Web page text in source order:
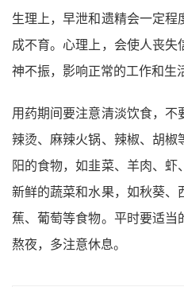
生理上，早泄和遗精会一定
成不育。心理上，会使人丧
神不振，影响正常的工作和生
用药期间要注意清淡饮食，
辣烫、麻辣火锅、辣椒、胡椒
阳的食物，如韭菜、羊肉、
新鲜的蔬菜和水果，如秋葵、
蕉、葡萄等食物。平时要适
熬夜，多注意休息。